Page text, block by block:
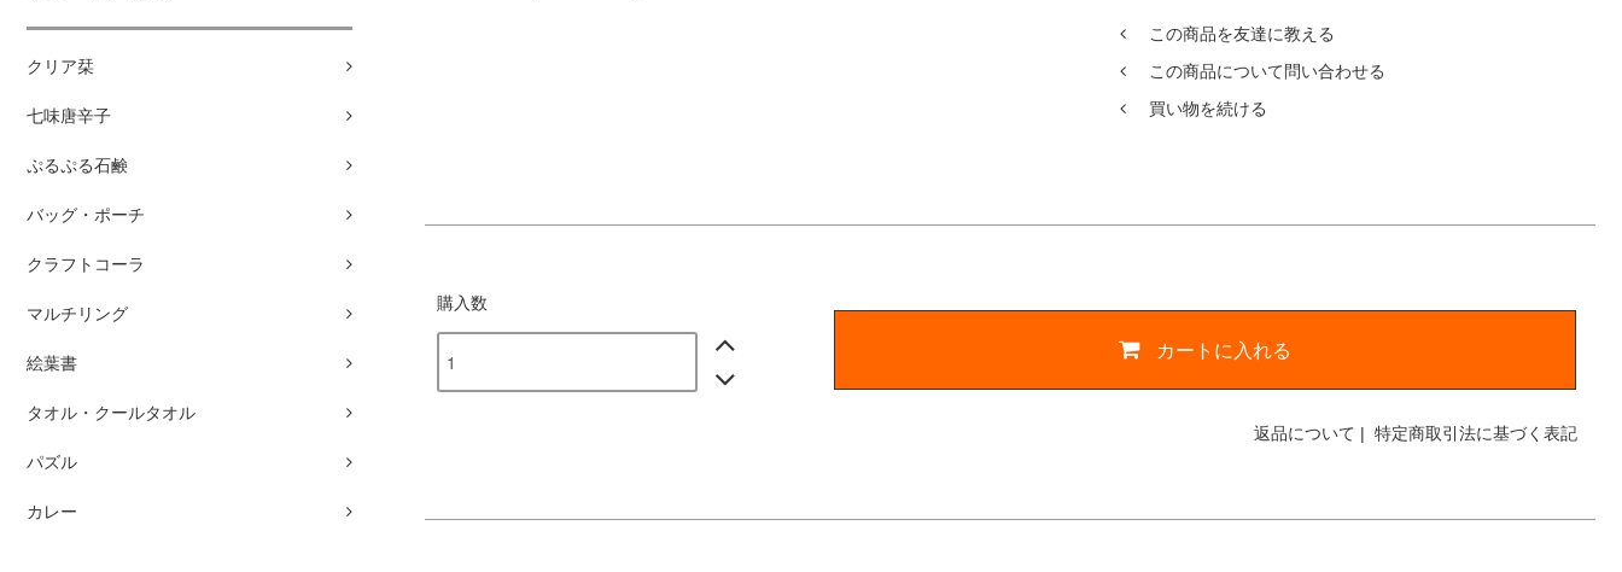
クリア栞
七味唐辛子
ぷるぷる石鹸
バッグ・ポーチ
クラフトコーラ
マルチリング
絵葉書
タオル・クールタオル
パズル
カレー
この商品を友達に教える
この商品について問い合わせる
買い物を続ける
購入数
カートに入れる
返品について | 特定商取引法に基づく表記